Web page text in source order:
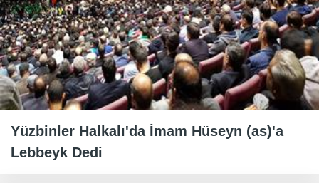
Yüzbinler Halkalı'da İmam Hüseyn (as)'a
Lebbeyk Dedi